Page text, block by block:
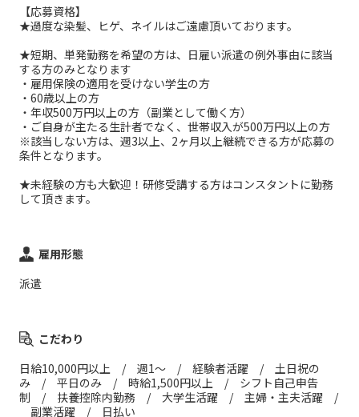
【応募資格】
★過度な染髪、ヒゲ、ネイルはご遠慮頂いております。
★短期、単発勤務を希望の方は、日雇い派遣の例外事由に該当
する方のみとなります
・雇用保険の適用を受けない学生の方
・60歳以上の方
・年収500万円以上の方（副業として働く方）
・ご自身が主たる生計者でなく、世帯収入が500万円以上の方
※該当しない方は、週3以上、2ヶ月以上継続できる方が応募の
条件となります。
★未経験の方も大歓迎！研修受講する方はコンスタントに勤務
して頂きます。
雇用形態
派遣
こだわり
日給10,000円以上 / 週1～ / 経験者活躍 / 土日祝の
み / 平日のみ / 時給1,500円以上 / シフト自己申告
制 / 扶養控除内勤務 / 大学生活躍 / 主婦・主夫活躍 /
副業活躍 / 日払い